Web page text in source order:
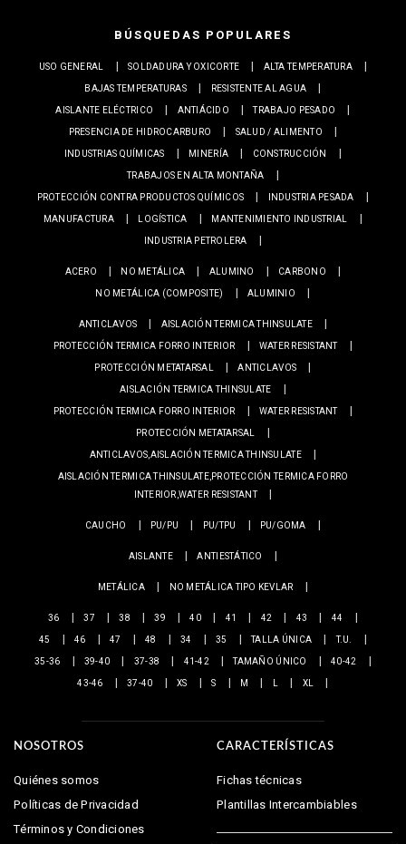
BÚSQUEDAS POPULARES
USO GENERAL SOLDADURA Y OXICORTE
ALTA TEMPERATURA
BAJAS TEMPERATURAS
RESISTENTE AL AGUA
AISLANTE ELÉCTRICO
ANTIÁCIDO
TRABAJO PESADO
PRESENCIA DE HIDROCARBURO
SALUD / ALIMENTO
INDUSTRIAS QUÍMICAS
MINERÍA
CONSTRUCCIÓN
TRABAJOS EN ALTA MONTAÑA
PROTECCIÓN CONTRA PRODUCTOS QUÍMICOS
INDUSTRIA PESADA
MANUFACTURA
LOGÍSTICA
MANTENIMIENTO INDUSTRIAL
INDUSTRIA PETROLERA
ACERO NO METÁLICA ALUMINO
CARBONO
NO METÁLICA (COMPOSITE)
ALUMINIO
ANTICLAVOS
AISLACIÓN TERMICA THINSULATE
PROTECCIÓN TERMICA FORRO INTERIOR
WATER RESISTANT
PROTECCIÓN METATARSAL
ANTICLAVOS
AISLACIÓN TERMICA THINSULATE
PROTECCIÓN TERMICA FORRO INTERIOR
WATER RESISTANT
PROTECCIÓN METATARSAL
ANTICLAVOS,AISLACIÓN TERMICA THINSULATE
AISLACIÓN TERMICA THINSULATE,PROTECCIÓN TERMICA FORRO
INTERIOR,WATER RESISTANT
CAUCHO PU/PU PU/TPU PU/GOMA
AISLANTE ANTIESTÁTICO
METÁLICA NO METÁLICA TIPO KEVLAR
36 37 38 39 40 41 42 43
44
45
46 47 48 34 35 TALLA ÚNICA
T.U.
35-36
39-40 37-38 41-42 TAMAÑO ÚNICO
40-42
43-46
37-40 XS S M L XL
NOSOTROS
Quiénes somos
Políticas de Privacidad
Términos y Condiciones
CARACTERÍSTICAS
Fichas técnicas
Plantillas Intercambiables